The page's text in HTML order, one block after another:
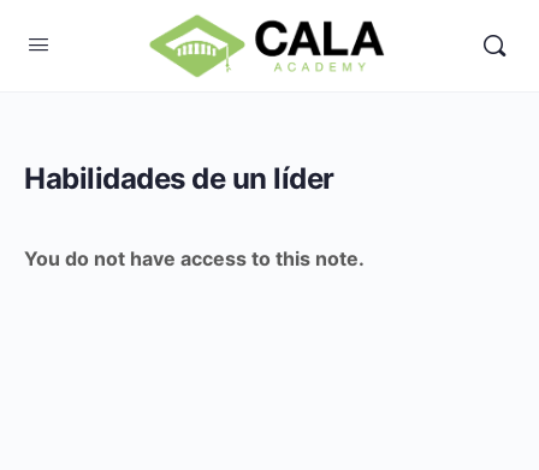
Habilidades de un líder
You do not have access to this note.